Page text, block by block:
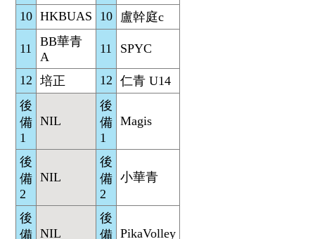
10 HKBUAS 10 盧幹庭c
11
BB華青
A
11 SPYC
12 培正 12 仁青 U14
後
備
1
NIL
後
備
1
Magis
後
備
2
NIL
後
備
2
小華青
後
備 NIL
後
備 PikaVolley